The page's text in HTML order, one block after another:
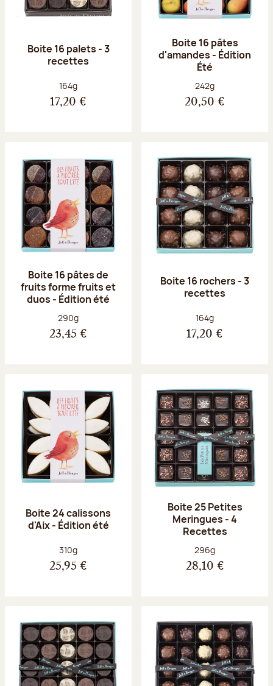
Boite 16 palets - 3
recettes
Poids net :
164g
17,20 €
Boite 16 pâtes
d'amandes - Édition
Été
Poids net :
242g
20,50 €
Boite 16 pâtes de
fruits forme fruits et
duos - Édition été
Poids net :
290g
23,45 €
Boite 16 rochers - 3
recettes
Poids net :
164g
17,20 €
Boite 24 calissons
d'Aix - Édition été
Poids net :
310g
25,95 €
Boite 25 Petites
Meringues - 4
Recettes
Poids net :
296g
28,10 €